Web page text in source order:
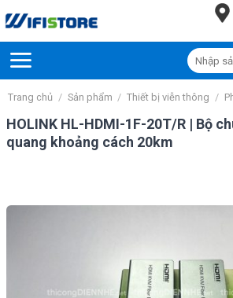
to
Tìm
kiếm:
Trang chủ / Sản phẩm / Thiết bị viễn thông /
HOLINK HL-HDMI-1F-20T/R | Bộ
quang khoảng cách 20km